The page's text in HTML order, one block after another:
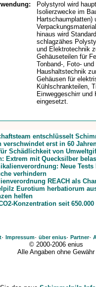
Polystyrol wird
Isolierzwecke im
Hartschaumplatten)
hinaus wird
schlagzähes
und Elektrotechnik
Gehäuseteilen für
Tonband-, Foto-
Haushaltstechnik
Gehäusen für
Kühlschrankteilen,
Einweggeschirr und
eingesetzt.
entschlüsselt
verschwindet erst in 60
Schädlichkeit von
Extrem mit Quecksilber
Neue
verhindern
REACH als
Eurotium herbatiorum aus
helfen
Konzentration seit
· Impressum· über enius· Partner·
© 2000-2006 enius
Alle Angaben ohne Gewähr